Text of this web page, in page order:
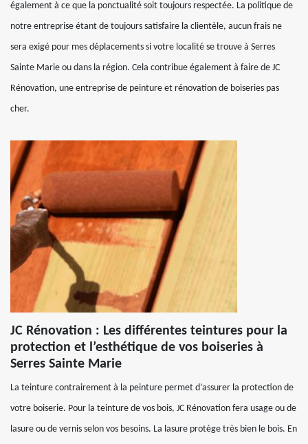
également à ce que la ponctualité soit toujours respectée. La politique de
notre entreprise étant de toujours satisfaire la clientèle, aucun frais ne
sera exigé pour mes déplacements si votre localité se trouve à Serres
Sainte Marie ou dans la région. Cela contribue également à faire de JC
Rénovation, une entreprise de peinture et rénovation de boiseries pas
cher.
JC Rénovation : Les différentes teintures pour la
protection et l’esthétique de vos boiseries à
Serres Sainte Marie
La teinture contrairement à la peinture permet d’assurer la protection de
votre boiserie. Pour la teinture de vos bois, JC Rénovation fera usage ou de
lasure ou de vernis selon vos besoins. La lasure protège très bien le bois. En